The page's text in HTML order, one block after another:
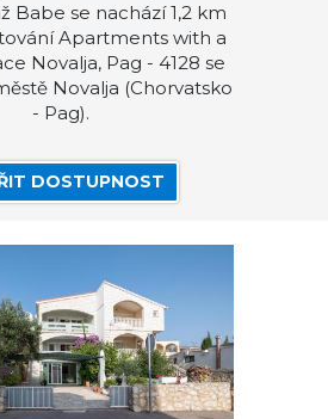
Babe se nachází 1,2 km
Apartments with a
Novalja, Pag - 4128 se
Novalja (Chorvatsko
- Pag).
DOSTUPNOST